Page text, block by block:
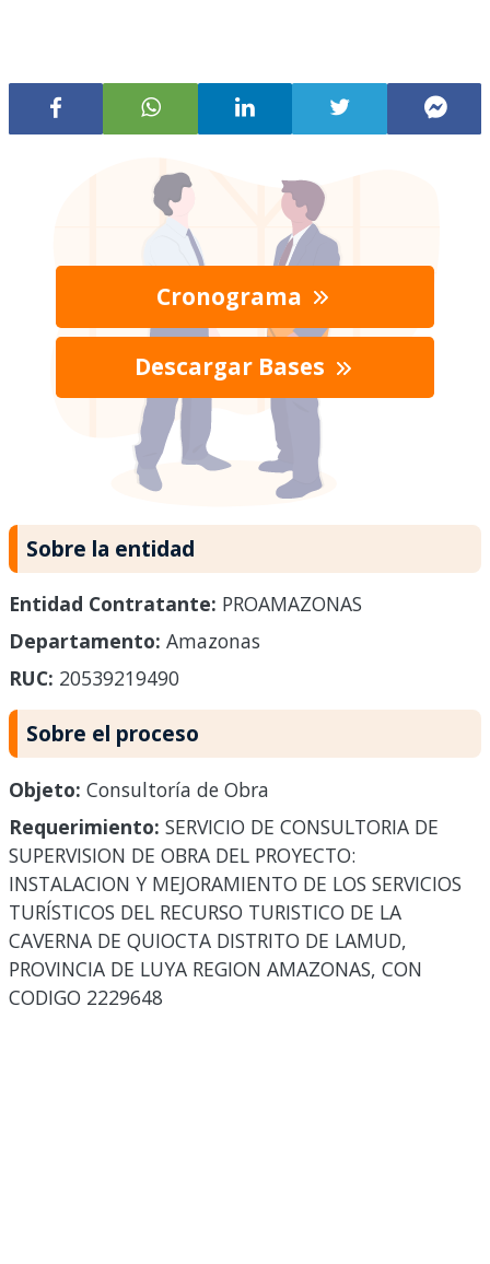
Cronograma
Descargar Bases
Sobre la entidad
Entidad Contratante: PROAMAZONAS
Departamento: Amazonas
RUC: 20539219490
Sobre el proceso
Objeto: Consultoría de Obra
Requerimiento: SERVICIO DE CONSULTORIA DE
SUPERVISION DE OBRA DEL PROYECTO:
INSTALACION Y MEJORAMIENTO DE LOS SERVICIOS
TURÍSTICOS DEL RECURSO TURISTICO DE LA
CAVERNA DE QUIOCTA DISTRITO DE LAMUD,
PROVINCIA DE LUYA REGION AMAZONAS, CON
CODIGO 2229648